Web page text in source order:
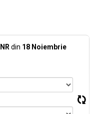
din 18 Noiembrie